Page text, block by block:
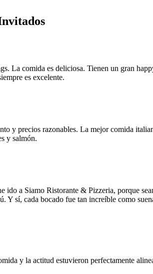
La comida es deliciosa. Tienen un gran
es excelente.
y precios razonables. La mejor comida
y salmón.
ido a Siamo Ristorante & Pizzeria, porque
Y sí, cada bocado fue tan increíble como
y la actitud estuvieron perfectamente